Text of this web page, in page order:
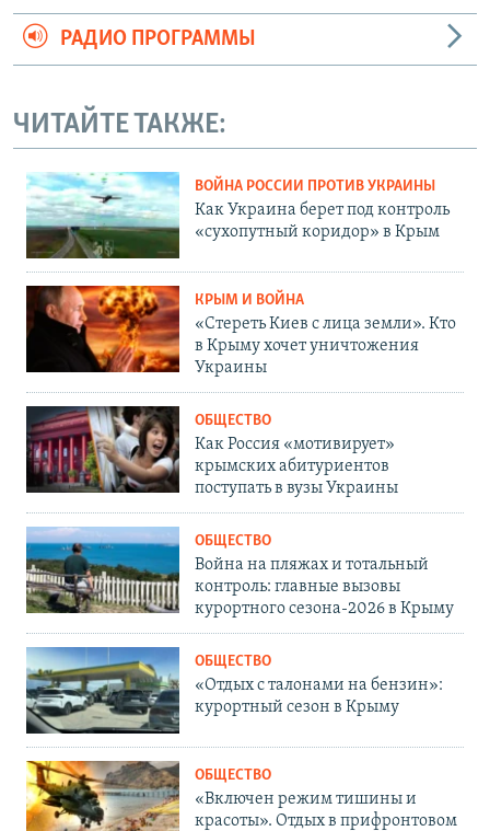
РАДИО ПРОГРАММЫ
ЧИТАЙТЕ ТАКЖЕ:
ВОЙНА РОССИИ ПРОТИВ УКРАИНЫ
Как Украина берет под контроль
«сухопутный коридор» в Крым
КРЫМ И ВОЙНА
«Стереть Киев с лица земли». Кто
в Крыму хочет уничтожения
Украины
ОБЩЕСТВО
Как Россия «мотивирует»
крымских абитуриентов
поступать в вузы Украины
ОБЩЕСТВО
Война на пляжах и тотальный
контроль: главные вызовы
курортного сезона-2026 в Крыму
ОБЩЕСТВО
«Отдых с талонами на бензин»:
курортный сезон в Крыму
ОБЩЕСТВО
«Включен режим тишины и
красоты». Отдых в прифронтовом